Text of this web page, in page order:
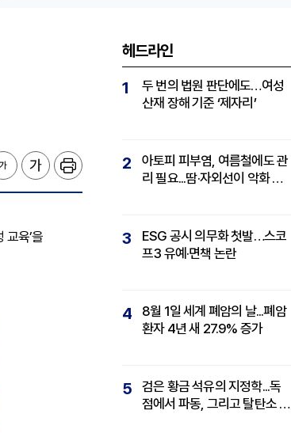
교육’을
헤드라인
1
두 번의 법원 판단에도…여성
산재 장해 기준 ‘제자리’
2
아토피 피부염, 여름철에도 관
리 필요...땀·자외선이 악화 요
3
ESG 공시 의무화 첫발…스코
프3 유예·면책 논란
4
8월 1일 세계 폐암의 날...폐암
환자 4년 새 27.9% 증가
5
검은 황금 석유의 지정학...독
점에서 파동, 그리고 탈탄소 패